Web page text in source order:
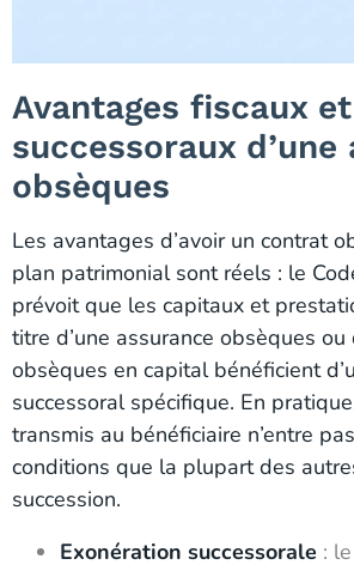
Avantages fiscaux et
successoraux d’une
obsèques
Les avantages d’avoir un contrat
plan patrimonial sont réels : le
prévoit que les capitaux et
titre d’une assurance obsèques ou
obsèques en capital bénéficient
successoral spécifique. En
transmis au bénéficiaire n’entre
conditions que la plupart des
succession.
Exonération successorale :